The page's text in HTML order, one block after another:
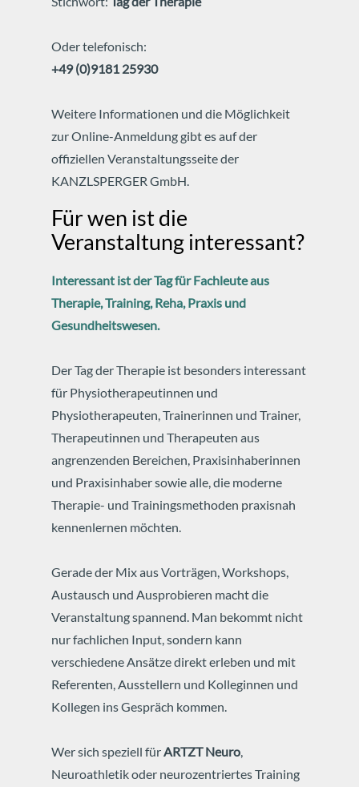
Oder telefonisch:
+49 (0)9181 25930
Weitere Informationen und die Möglichkeit
zur Online-Anmeldung gibt es auf der
offiziellen Veranstaltungsseite der
KANZLSPERGER GmbH.
Für wen ist die
Veranstaltung interessant?
Interessant ist der Tag für Fachleute aus
Therapie, Training, Reha, Praxis und
Gesundheitswesen.
Der Tag der Therapie ist besonders interessant
für Physiotherapeutinnen und
Physiotherapeuten, Trainerinnen und Trainer,
Therapeutinnen und Therapeuten aus
angrenzenden Bereichen, Praxisinhaberinnen
und Praxisinhaber sowie alle, die moderne
Therapie- und Trainingsmethoden praxisnah
kennenlernen möchten.
Gerade der Mix aus Vorträgen, Workshops,
Austausch und Ausprobieren macht die
Veranstaltung spannend. Man bekommt nicht
nur fachlichen Input, sondern kann
verschiedene Ansätze direkt erleben und mit
Referenten, Ausstellern und Kolleginnen und
Kollegen ins Gespräch kommen.
Wer sich speziell fürARTZT Neuro,
Neuroathletik oder neurozentriertes Training